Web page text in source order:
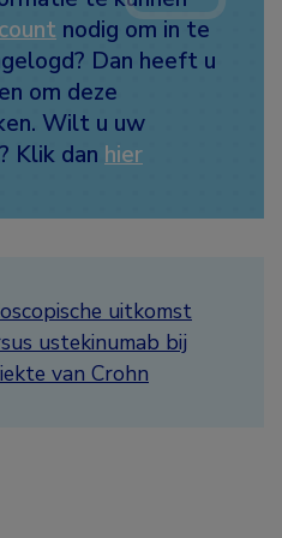
nodig om in te
Dan heeft u
om deze
Wilt u uw
Klik dan hier
uitkomst
ustekinumab bij
van Crohn